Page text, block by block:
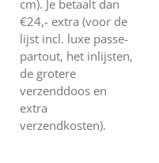
cm). Je betaalt dan
€24,- extra (voor de
lijst incl. luxe passe-
partout, het inlijsten,
de grotere
verzenddoos en
extra
verzendkosten).